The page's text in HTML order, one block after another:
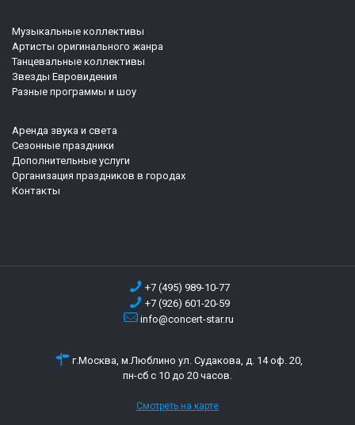
Музыкальные коллективы
Артисты оригинального жанра
Танцевальные коллективы
Звезды Евровидения
Разные программы и шоу
Аренда звука и света
Сезонные праздники
Дополнительные услуги
Организация праздников в городах
Контакты
+7 (495) 989-10-77
+7 (926) 601-20-59
info@concert-star.ru
г.Москва, м.Люблино ул. Судакова, д. 14 оф. 20,
пн-сб с 10 до 20 часов.
Смотреть на карте